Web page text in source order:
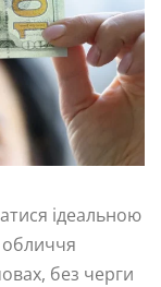
ідеальною
обличчя
без черги